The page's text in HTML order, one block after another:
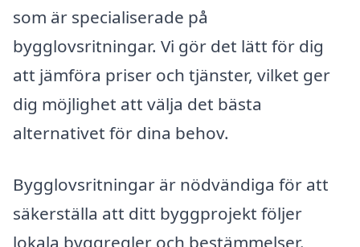
som är specialiserade på
bygglovsritningar. Vi gör det lätt för dig
att jämföra priser och tjänster, vilket ger
dig möjlighet att välja det bästa
alternativet för dina behov.
Bygglovsritningar är nödvändiga för att
säkerställa att ditt byggprojekt följer
lokala byggregler och bestämmelser.